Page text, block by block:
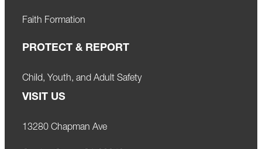
Faith Formation
PROTECT & REPORT
Child, Youth, and Adult Safety
VISIT US
13280 Chapman Ave